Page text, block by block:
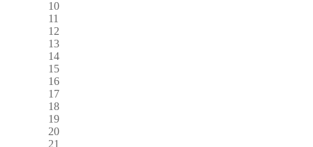
10
11
12
13
14
15
16
17
18
19
20
21